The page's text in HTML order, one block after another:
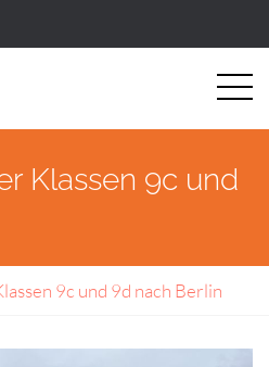
Klassen 9c und
9c und 9d nach Berlin